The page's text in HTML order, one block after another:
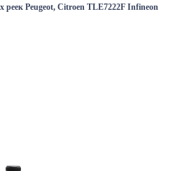
реек Peugeot, Citroen TLE7222F Infineon